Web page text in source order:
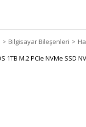
Bilgisayar Bileşenleri